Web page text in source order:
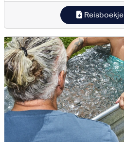
Reisboekje